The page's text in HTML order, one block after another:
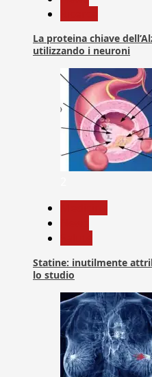
La proteina chiave
utilizzando i neuroni
Statine: inutilmente
lo studio